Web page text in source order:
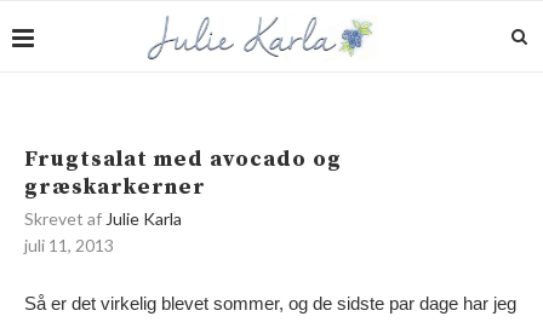
Frugtsalat med avocado og
græskarkerner
Skrevet af Julie Karla
juli 11, 2013
Så er det virkelig blevet sommer, og de sidste par dage har jeg